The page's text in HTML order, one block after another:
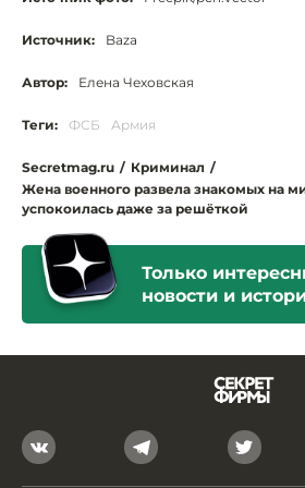
Источник: Baza
Автор: Елена Чеховская
Теги: ФСБ Армия
Secretmag.ru / Криминал /
Жена военного развела знакомых на
успокоилась даже за решёткой
Только
новости и